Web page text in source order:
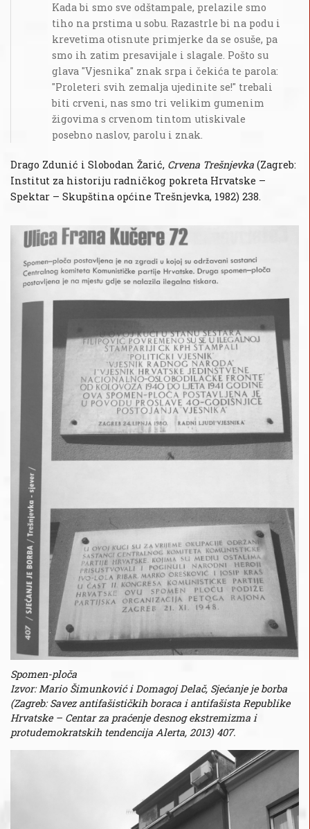
Kada bi smo sve odštampale, prelazile smo
tiho na prstima u sobu. Razastrle bi na podu i
krevetima otisnute primjerke da se osuše, pa
smo ih zatim presavijale i slagale. Pošto su
glava "Vjesnika" znak srpa i čekića te parola:
"Proleteri svih zemalja ujedinite se!" trebali
biti crveni, nas smo tri velikim gumenim
žigovima s crvenom tintom utiskivale
posebno naslov, parolu i znak.
Drago Zdunić i Slobodan Žarić, Crvena Trešnjevka (Zagreb:
Institut za historiju radničkog pokreta Hrvatske –
Spektar – Skupština općine Trešnjevka, 1982) 238.
Spomen-ploča
Izvor: Mario Šimunković i Domagoj Delač, Sjećanje je borba
(Zagreb: Savez antifašističkih boraca i antifašista Republike
Hrvatske – Centar za praćenje desnog ekstremizma i
protudemokratskih tendencija Alerta, 2013) 407.